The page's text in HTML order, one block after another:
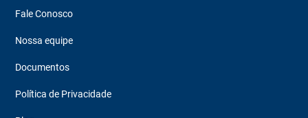
Fale Conosco
Nossa equipe
Documentos
Política de Privacidade